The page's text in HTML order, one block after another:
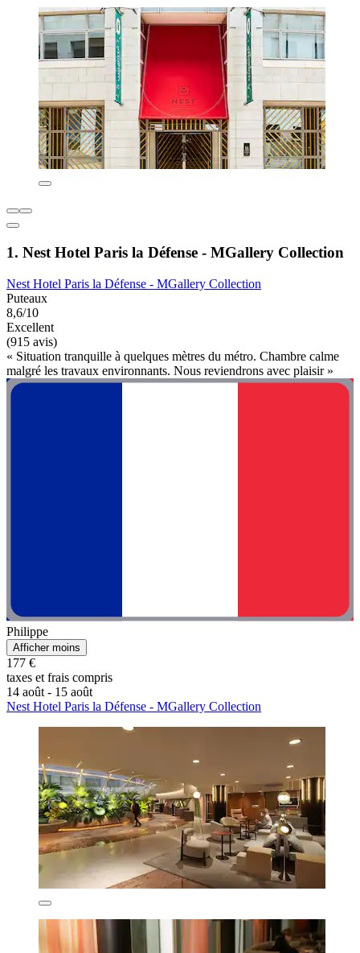
1. Nest Hotel Paris la Défense - MGallery Collection
Nest Hotel Paris la Défense - MGallery Collection
Puteaux
8,6/10
Excellent
(915 avis)
« Situation tranquille à quelques mètres du métro. Chambre calme
malgré les travaux environnants. Nous reviendrons avec plaisir »
Philippe
Afficher moins
177 €
taxes et frais compris
14 août - 15 août
Nest Hotel Paris la Défense - MGallery Collection